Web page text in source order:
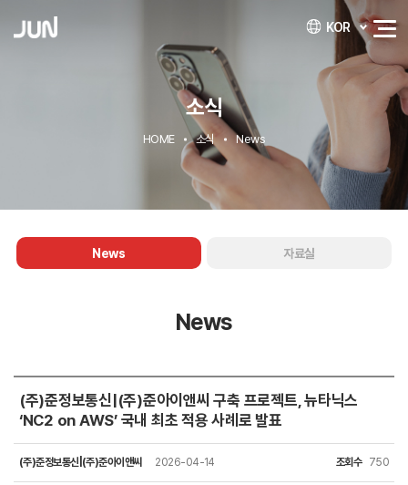
KOR
소식
HOME 소식 News
News 자료실
News
(주)준정보통신|(주)준아이앤씨 구축 프로젝트, 뉴타닉스
‘NC2 on AWS’ 국내 최초 적용 사례로 발표
(주)준정보통신|(주)준아이앤씨 2026-04-14 조회수 750